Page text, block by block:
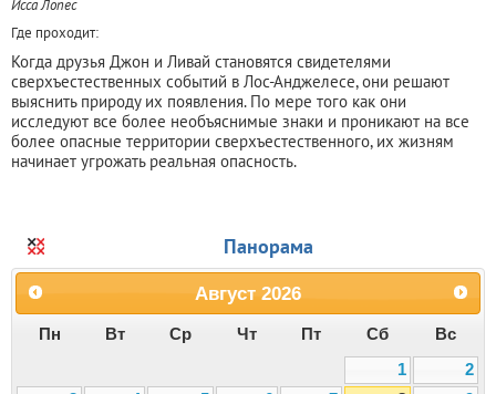
Исса Лопес
Где проходит:
Когда друзья Джон и Ливай становятся свидетелями
сверхъестественных событий в Лос-Анджелесе, они решают
выяснить природу их появления. По мере того как они
исследуют все более необъяснимые знаки и проникают на все
более опасные территории сверхъестественного, их жизням
начинает угрожать реальная опасность.
Панорама
Август 2026
Пн Вт Ср Чт Пт Сб
Вс
1
2